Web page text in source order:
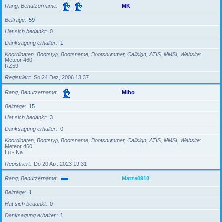
Rang, Benutzername MK
Beiträge
59
Hat sich bedankt
0
Danksagung erhalten
1
Koordinaten, Bootstyp, Bootsname, Bootsnummer, Callsign, ATIS, MMSI, Website
Meteor 460
RZ59
Registriert
So 24 Dez, 2006 13:37
Rang, Benutzername Miho
Beiträge
15
Hat sich bedankt
3
Danksagung erhalten
0
Koordinaten, Bootstyp, Bootsname, Bootsnummer, Callsign, ATIS, MMSI, Website
Meteor 460
Lu - Na
Registriert
Do 20 Apr, 2023 19:31
Rang, Benutzername Matze0910
Beiträge
1
Hat sich bedankt
0
Danksagung erhalten
1